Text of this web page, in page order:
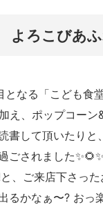
ろこびあ
なる「こども食
え、ポップコー
書して頂いたり
ごされました✨🌻✨
、ご来店下さった
るかなぁ〜? おっ